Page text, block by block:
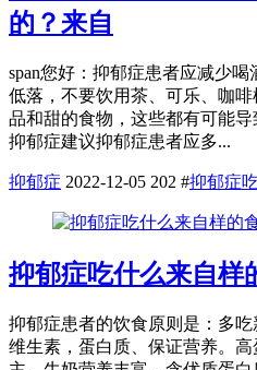
的？来自
span您好：抑郁症患者应减少
低落，不要饮用茶、可乐、咖
品和甜的食物，这些都有可能导
抑郁症建议抑郁症患者应多...
抑郁症 2022-12-05 202 #抑郁症
抑郁症吃什么来自样
抑郁症患者的饮食原则是：多
维生素，蛋白质、保证营养。